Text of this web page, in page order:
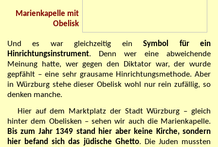
Marienkapelle mit
Obelisk
Und es war gleichzeitig einSymbol für ein
Hinrichtungsinstrument. Denn wer eine abweichende
Meinung hatte, wer gegen den Diktator war, der wurde
gepfählt – eine sehr grausame Hinrichtungsmethode. Aber
in Würzburg stehe dieser Obelisk wohl nur rein zufällig, so
denken manche.
Hier auf dem Marktplatz der Stadt Würzburg – gleich
hinter dem Obelisken – sehen wir auch die Marienkapelle.
Bis zum Jahr 1349 stand hier aber keine Kirche, sondern
hier befand sich das jüdische Ghetto. Die Juden mussten